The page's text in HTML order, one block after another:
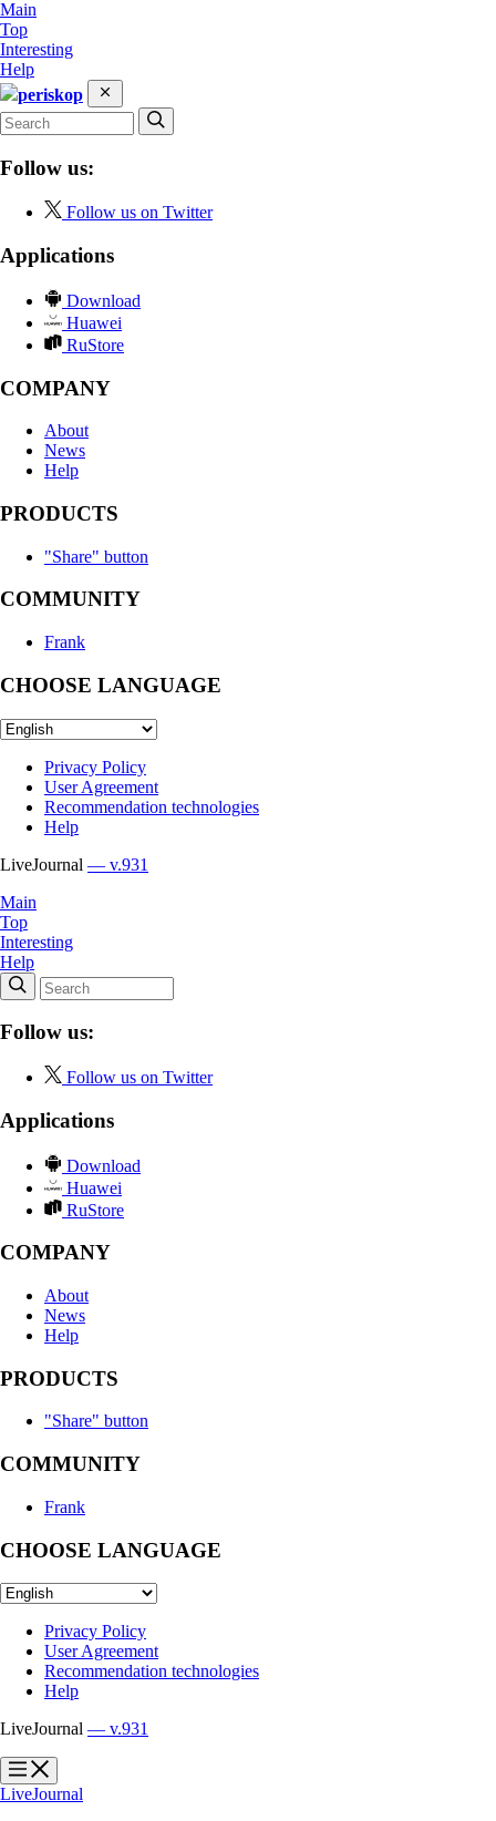
Main
Top
Interesting
Help
periskop
Follow us:
Follow us on Twitter
Applications
Download
Huawei
RuStore
COMPANY
About
News
Help
PRODUCTS
"Share" button
COMMUNITY
Frank
CHOOSE LANGUAGE
Privacy Policy
User Agreement
Recommendation technologies
Help
LiveJournal — v.931
Main
Top
Interesting
Help
Follow us:
Follow us on Twitter
Applications
Download
Huawei
RuStore
COMPANY
About
News
Help
PRODUCTS
"Share" button
COMMUNITY
Frank
CHOOSE LANGUAGE
Privacy Policy
User Agreement
Recommendation technologies
Help
LiveJournal — v.931
?
?
LiveJournal